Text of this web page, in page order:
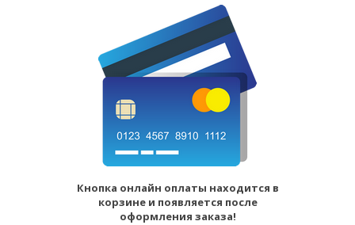
Кнопка онлайн оплаты находится в
корзине и появляется после
оформления заказа!